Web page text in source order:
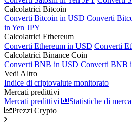
Calcolatrici Bitcoin
Converti Bitcoin in USD Converti
in Yen JPY
Calcolatrici Ethereum
Converti Ethereum in USD Converti
Calcolatrici Binance Coin
Converti BNB in USD Converti BNB
Vedi Altro
Indice di criptovalute monitorato
Mercati predittivi
Mercati predittivi
Statistiche di
Prezzi Crypto